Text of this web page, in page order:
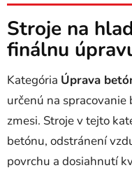
Stroje na
finálnu
Kategória Úprava
určenú na
zmesi. Stroje v tejto
betónu, odstránení
povrchu a dosiahnutí